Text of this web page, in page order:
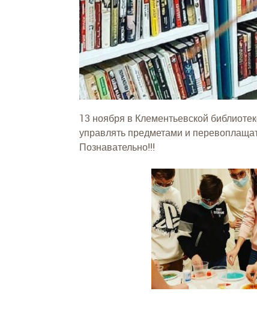
13 ноября в Клементьевской
управлять предметами и
Познавательно!!!